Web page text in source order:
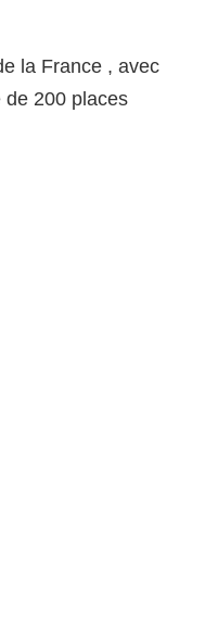
la France , avec
de 200 places